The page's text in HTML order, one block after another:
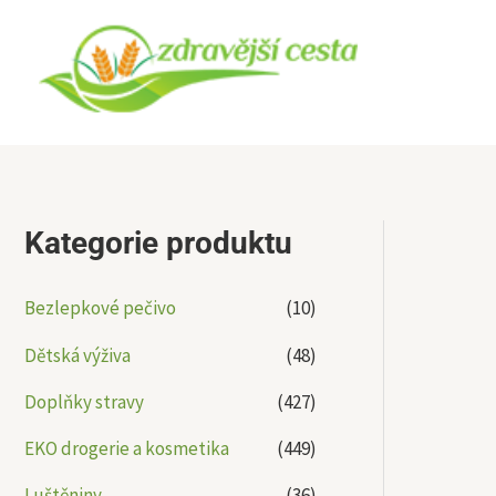
obsah
Kategorie produktu
Bezlepkové pečivo
(10)
Dětská výživa
(48)
Doplňky stravy
(427)
EKO drogerie a kosmetika
(449)